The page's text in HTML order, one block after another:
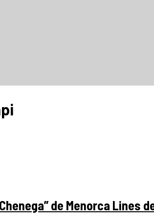
de Menorca Lines